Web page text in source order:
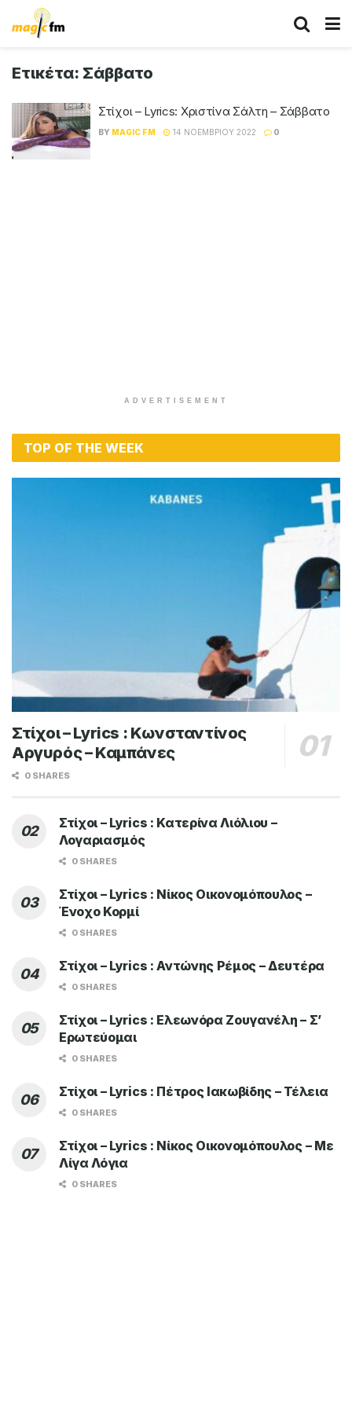
Ετικέτα: Σάββατο
Στίχοι – Lyrics: Χριστίνα Σάλτη – Σάββατο
BY MAGIC FM 14 ΝΟΕΜΒΡΊΟΥ 2022 0
ADVERTISEMENT
TOP OF THE WEEK
Στίχοι – Lyrics : Κωνσταντίνος
Αργυρός – Καμπάνες
0 SHARES
Στίχοι – Lyrics : Κατερίνα Λιόλιου –
Λογαριασμός
0 SHARES
Στίχοι – Lyrics : Νίκος Οικονομόπουλος –
Ένοχο Κορμί
0 SHARES
Στίχοι – Lyrics : Αντώνης Ρέμος – Δευτέρα
0 SHARES
Στίχοι – Lyrics : Ελεωνόρα Ζουγανέλη – Σ’
Ερωτεύομαι
0 SHARES
Στίχοι – Lyrics : Πέτρος Ιακωβίδης – Τέλεια
0 SHARES
Στίχοι – Lyrics : Νίκος Οικονομόπουλος – Με
Λίγα Λόγια
0 SHARES